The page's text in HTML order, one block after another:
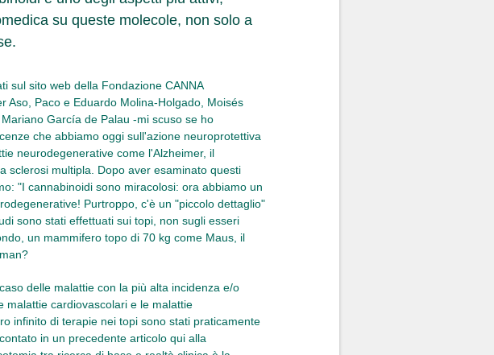
su queste molecole, non solo a
sul sito web della Fondazione CANNA
Aso, Paco e Eduardo Molina-Holgado, Moisés
García de Palau -mi scuso se ho
che abbiamo oggi sull'azione neuroprotettiva
neurodegenerative come l'Alzheimer, il
sclerosi multipla. Dopo aver esaminato questi
"I cannabinoidi sono miracolosi: ora abbiamo un
Purtroppo, c'è un "piccolo dettaglio"
sono stati effettuati sui topi, non sugli esseri
un mammifero topo di 70 kg come Maus, il
delle malattie con la più alta incidenza e/o
malattie cardiovascolari e le malattie
infinito di terapie nei topi sono stati praticamente
in un precedente articolo qui alla